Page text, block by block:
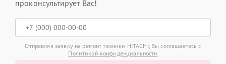
проконсультирует Вас!
Отправляя заявку на ремонт техники HITACHI, Вы соглашаетесь с
Политикой конфиденциальности